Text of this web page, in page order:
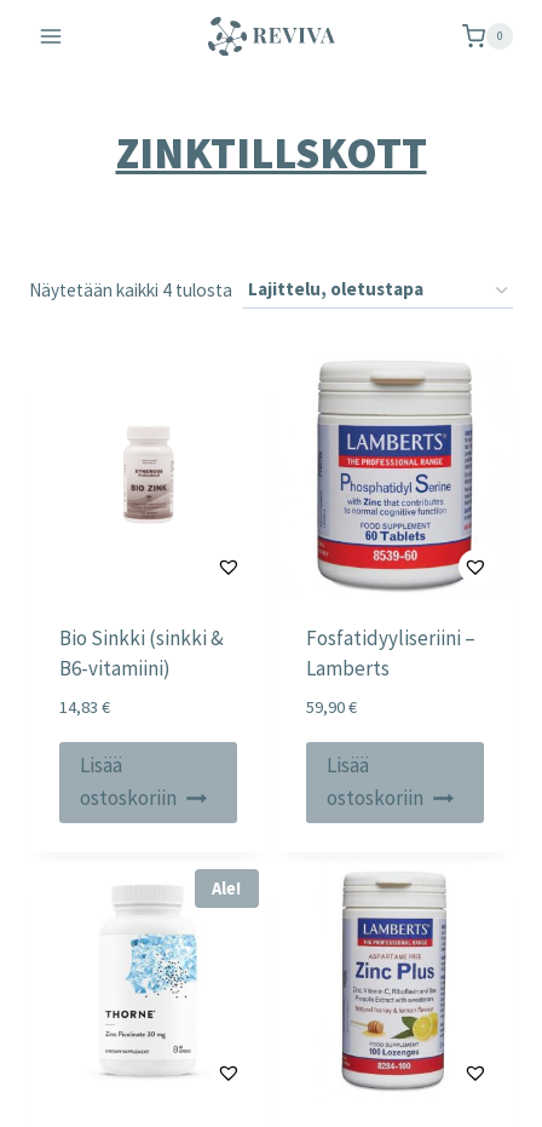
sisältöön
0
ZINKTILLSKOTT
Näytetään kaikki 4 tulosta
Bio Sinkki (sinkki &
B6-vitamiini)
14,83 €
Lisää
ostoskoriin
Fosfatidyyliseriini –
Lamberts
59,90€
Lisää
ostoskoriin
Ale!